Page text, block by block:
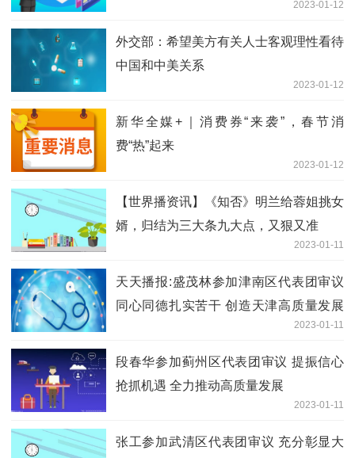
2023-01-12
外交部：希望美方有关人士客观理性看待
中国和中美关系
2023-01-12
新华全媒+｜消费券“来袭”，春节消
费“热”起来
2023-01-12
【世界播资讯】《知否》明兰给蓉姐挑女
婿，归结为三大条九大点，又狠又准
2023-01-11
天天播报:盛茂林参加津南区代表团审议
同心同德扎实苦干 创造天津高质量发展
2023-01-11
段春华参加蓟州区代表团审议 提振信心
抢抓机遇 全力推动高质量发展
2023-01-11
张工参加武清区代表团审议 充分彰显大